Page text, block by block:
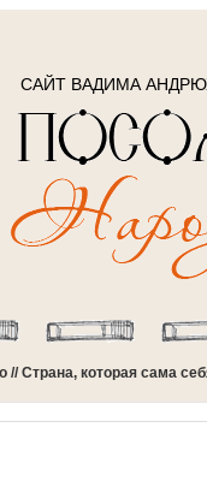
САЙТ ВАДИМА
// Страна, которая сама